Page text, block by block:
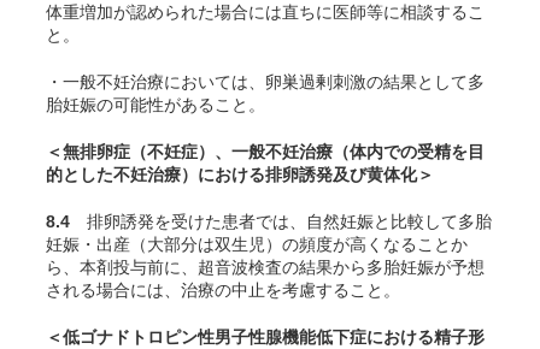
体重増加が認められた場合には直ちに医師等に相談するこ
と。
・一般不妊治療においては、卵巣過剰刺激の結果として多
胎妊娠の可能性があること。
＜無排卵症（不妊症）、一般不妊治療（体内での受精を目
的とした不妊治療）における排卵誘発及び黄体化＞
8.4 排卵誘発を受けた患者では、自然妊娠と比較して多胎
妊娠・出産（大部分は双生児）の頻度が高くなることか
ら、本剤投与前に、超音波検査の結果から多胎妊娠が予想
される場合には、治療の中止を考慮すること。
＜低ゴナドトロピン性男子性腺機能低下症における精子形